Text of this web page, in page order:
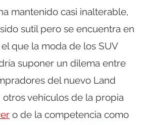
mantenido casi inalterable,
sutil pero se encuentra en
que la moda de los SUV
suponer un dilema entre
del nuevo Land
otros vehículos de la propia
o de la competencia como